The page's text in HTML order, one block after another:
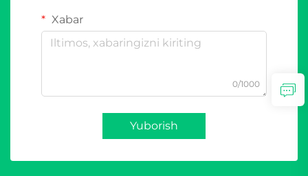
Xabar
0/1000
Yuborish